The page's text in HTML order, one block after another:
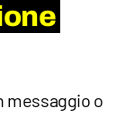
messaggio o